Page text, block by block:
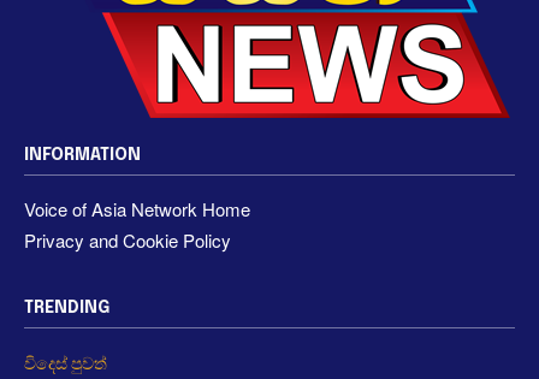
INFORMATION
Voice of Asia Network Home
Privacy and Cookie Policy
TRENDING
විදෙස් පුවත්